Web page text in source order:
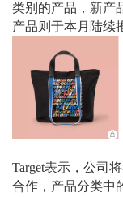
类别的产品，新产
产品则于本月陆续
Target表示，公司
合作，产品分类中